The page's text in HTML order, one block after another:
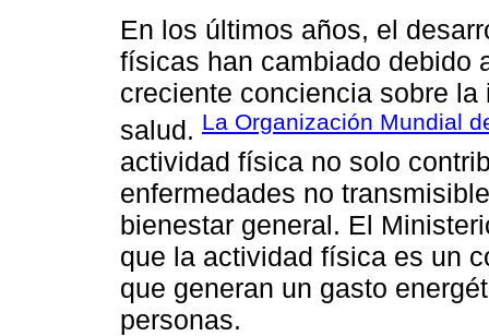
En los últimos años, el
físicas han cambiado debido
creciente conciencia sobre
salud. La Organización Mundial
actividad física no solo
enfermedades no
bienestar general. El
que la actividad física es un
que generan un gasto
personas.